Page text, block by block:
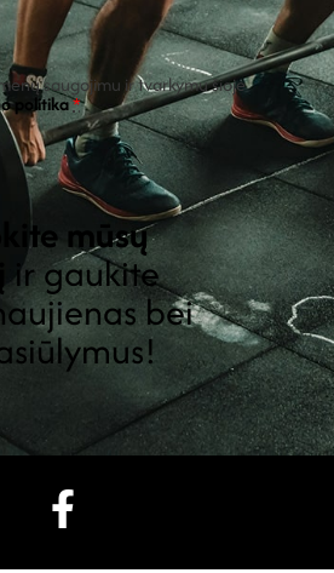
saugojimu ir tvarkymu šioje
politika*
mūsų
ir gaukite
bei